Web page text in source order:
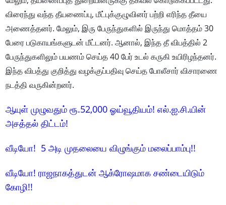
விரைந்து வந்த தீயணைப்பு, மீட்புக்குழுவினர் பற்றி எரிந்த தீயை
அணைத்தனர். மேலும், இரு பேருந்துகளில் இருந்து மொத்தம் 30
பேரை படுகாயங்களுடன் மீட்டனர். ஆனால், இந்த தீ விபத்தில் 2
பேருந்துகளிலும் பயணம் செய்த 40 பேர் உடல் கருகி உயிரிழந்தனர்.
இந்த விபத்து குறித்து வழக்குப்பதிவு செய்த போலீசார் விசாரணை
நடத்தி வருகின்றனர்.
ஆயுள் முழுவதும் ரூ.52,000 ஓய்வூதியம்! எல்.ஐ.சி.யின்
அசத்தல் திட்டம்!
வீடியோ! 5 அடி முதலையை விழுங்கும் மலைப்பாம்பு!!
வீடியோ! ராஜநாகத்துடன் ஆக்ரோஷமாக சண்டையிடும்
கோழி!!